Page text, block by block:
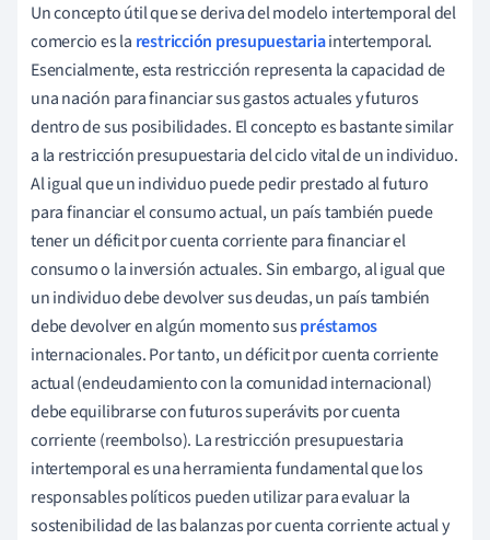
Un concepto útil que se deriva del modelo intertemporal del
comercio es la restricción presupuestariaintertemporal.
Esencialmente, esta restricción representa la capacidad de
una nación para financiar sus gastos actuales y futuros
dentro de sus posibilidades. El concepto es bastante similar
a la restricción presupuestaria del ciclo vital de un individuo.
Al igual que un individuo puede pedir prestado al futuro
para financiar el consumo actual, un país también puede
tener un déficit por cuenta corriente para financiar el
consumo o la inversión actuales. Sin embargo, al igual que
un individuo debe devolver sus deudas, un país también
debe devolver en algún momento suspréstamos
internacionales. Por tanto, un déficit por cuenta corriente
actual (endeudamiento con la comunidad internacional)
debe equilibrarse con futuros superávits por cuenta
corriente (reembolso). La restricción presupuestaria
intertemporal es una herramienta fundamental que los
responsables políticos pueden utilizar para evaluar la
sostenibilidad de las balanzas por cuenta corriente actual y